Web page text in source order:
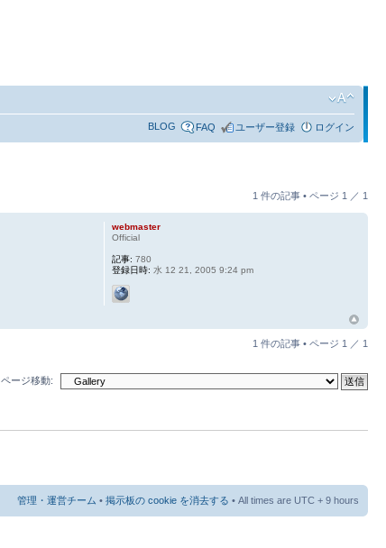
BLOG FAQ ユーザー登録 ログイン
1 件の記事 • ページ 1 ／ 1
webmaster
Official
記事: 780
登録日時: 水 12 21, 2005 9:24 pm
1 件の記事 • ページ 1 ／ 1
ページ移動:
管理・運営チーム • 掲示板の cookie を消去する • All times are UTC + 9 hours